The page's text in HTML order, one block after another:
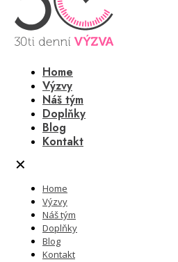
Home
Výzvy
Náš tým
Doplňky
Blog
Kontakt
✕
Home
Výzvy
Náš tým
Doplňky
Blog
Kontakt